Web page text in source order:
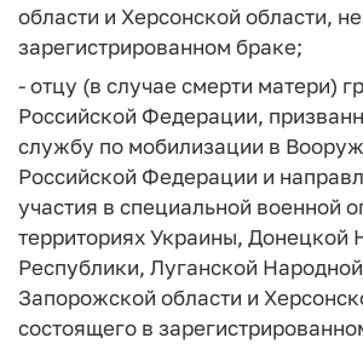
области и Херсонской области,
зарегистрированном браке;
- отцу (в случае смерти матери)
Российской Федерации,
службу по мобилизации в
Российской Федерации и
участия в специальной военной
территориях Украины, Донецкой
Республики, Луганской
Запорожской области и
состоящего в